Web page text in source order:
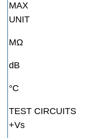
MAX
UNIT
MΩ
dB
°C
TEST CIRCUITS
+Vs